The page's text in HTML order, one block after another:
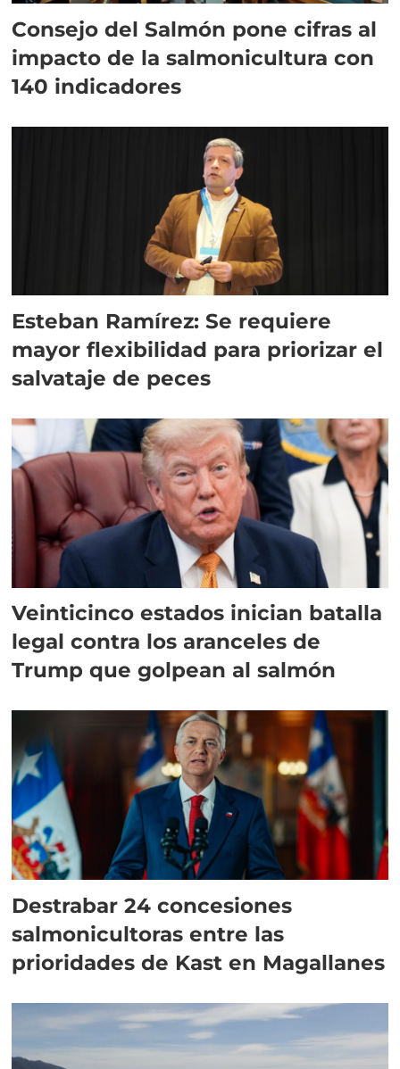
Consejo del Salmón pone cifras al
impacto de la salmonicultura con
140 indicadores
Esteban Ramírez: Se requiere
mayor flexibilidad para priorizar el
salvataje de peces
Veinticinco estados inician batalla
legal contra los aranceles de
Trump que golpean al salmón
Destrabar 24 concesiones
salmonicultoras entre las
prioridades de Kast en Magallanes